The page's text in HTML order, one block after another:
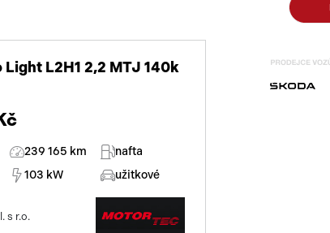
kamera
LEDL2H1 2,2 MTJ 140k
239 165 km
nafta
103 kW užitkové
s r.o.